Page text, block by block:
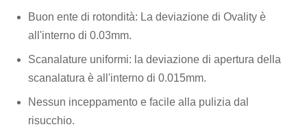
Buon ente di rotondità: La deviazione di Ovality è
all'interno di 0.03mm.
Scanalature uniformi: la deviazione di apertura della
scanalatura è all'interno di 0.015mm.
Nessun inceppamento e facile alla pulizia dal
risucchio.